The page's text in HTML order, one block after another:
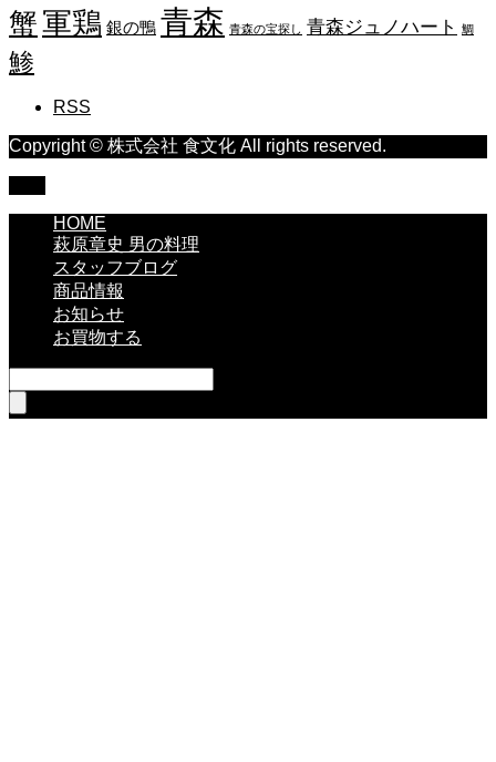
蟹軍鶏 銀の鴨 青森 青森の宝探し 青森ジュノハート 鯛
鯵
RSS
Copyright © 株式会社 食文化 All rights reserved.
HOME
萩原章史 男の料理
スタッフブログ
商品情報
お知らせ
お買物する